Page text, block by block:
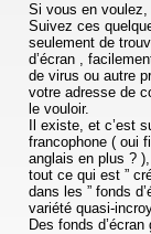
Si vous en
Suivez ces
seulement de
d’écran ,
de virus ou autre
votre adresse de
le vouloir.
Il existe, et c’est
francophone ( oui
anglais en plus ?
tout ce qui est ”
dans les ” fonds
variété quasi-
Des fonds